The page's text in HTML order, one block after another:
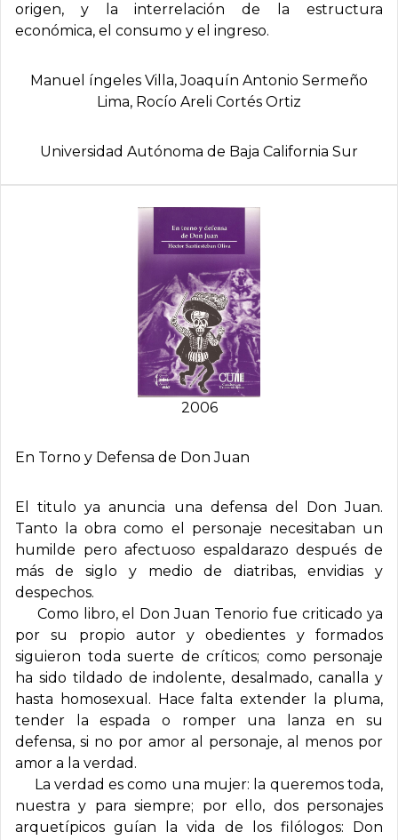
origen, y la interrelación de la estructura
económica, el consumo y el ingreso.
Manuel íngeles Villa, Joaquí­n Antonio Sermeño
Lima, Rocí­o Areli Cortés Ortiz
Universidad Autónoma de Baja California Sur
2006
En Torno y Defensa de Don Juan
El titulo ya anuncia una defensa del Don Juan.
Tanto la obra como el personaje necesitaban un
humilde pero afectuoso espaldarazo después de
más de siglo y medio de diatribas, envidias y
despechos.
Como libro, el Don Juan Tenorio fue criticado ya
por su propio autor y obedientes y formados
siguieron toda suerte de críticos; como personaje
ha sido tildado de indolente, desalmado, canalla y
hasta homosexual. Hace falta extender la pluma,
tender la espada o romper una lanza en su
defensa, si no por amor al personaje, al menos por
amor a la verdad.
La verdad es como una mujer: la queremos toda,
nuestra y para siempre; por ello, dos personajes
arquetípicos guían la vida de los filólogos: Don